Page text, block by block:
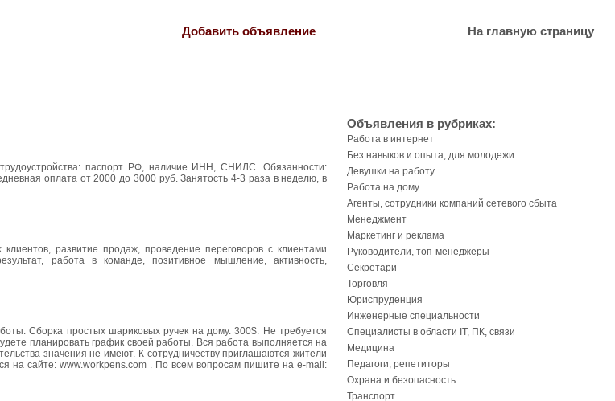
Добавить объявление На главную страницу
паспорт РФ, наличие ИНН, СНИЛС. Обязанности:
оплата от 2000 до 3000 руб. Занятость 4-3 раза в неделю, в
развитие продаж, проведение переговоров с клиентами
работа в команде, позитивное мышление, активность,
Сборка простых шариковых ручек на дому. 300$. Не требуется
планировать график своей работы. Вся работа выполняется на
значения не имеют. К сотрудничеству приглашаются жители
на сайте: www.workpens.com . По всем вопросам пишите на e-mail:
Объявления в рубриках:
Работа в интернет
Без навыков и опыта, для молодежи
Девушки на работу
Работа на дому
Агенты, сотрудники компаний сетевого сбыта
Менеджмент
Маркетинг и реклама
Руководители, топ-менеджеры
Секретари
Торговля
Юриспруденция
Инженерные специальности
Специалисты в области IT, ПК, связи
Медицина
Педагоги, репетиторы
Охрана и безопасность
Транспорт